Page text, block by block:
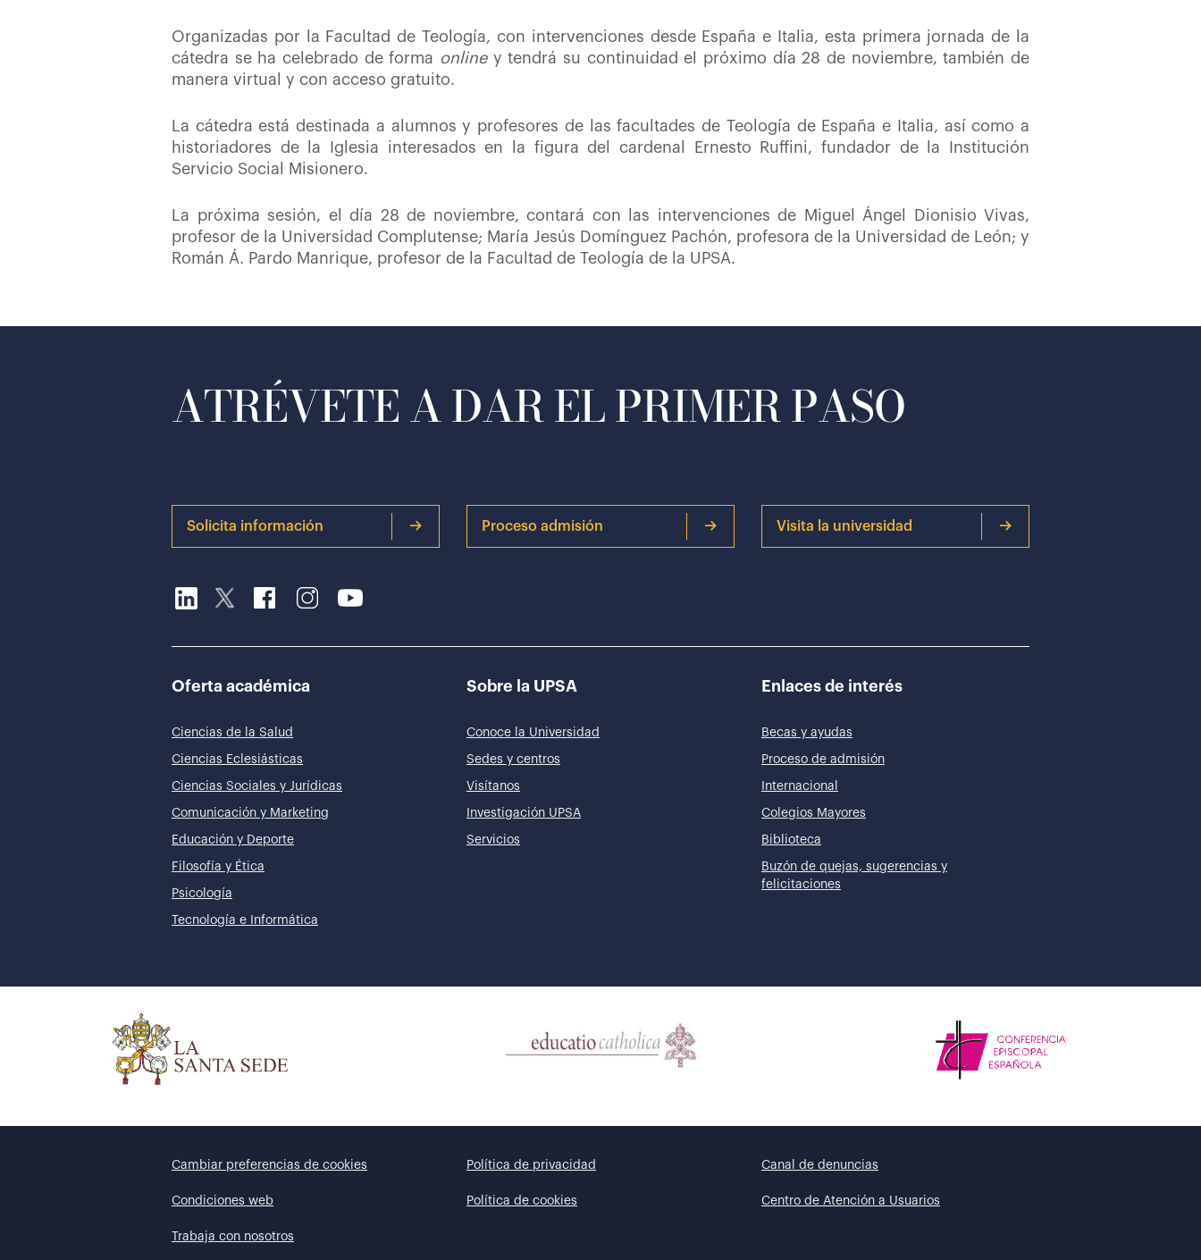
Organizadas por la Facultad de Teología, con intervenciones desde España e Italia, esta primera jornada de la
cátedra se ha celebrado de forma onliney tendrá su continuidad el próximo día 28 de noviembre, también de
manera virtual y con acceso gratuito.
La cátedra está destinada a alumnos y profesores de las facultades de Teología de España e Italia, así como a
historiadores de la Iglesia interesados en la figura del cardenal Ernesto Ruffini, fundador de la Institución
Servicio Social Misionero.
La próxima sesión, el día 28 de noviembre, contará con las intervenciones de Miguel Ángel Dionisio Vivas,
profesor de la Universidad Complutense; María Jesús Domínguez Pachón, profesora de la Universidad de León; y
Román Á. Pardo Manrique, profesor de la Facultad de Teología de la UPSA.
ATRÉVETE A DAR EL PRIMER PASO
Solicita información Proceso admisión Visita la universidad
Oferta académica
Ciencias de la Salud
Ciencias Eclesiásticas
Ciencias Sociales y Jurídicas
Comunicación y Marketing
Educación y Deporte
Filosofía y Ética
Psicología
Tecnología e Informática
Sobre la UPSA
Conoce la Universidad
Sedes y centros
Visítanos
Investigación UPSA
Servicios
Enlaces de interés
Becas y ayudas
Proceso de admisión
Internacional
Colegios Mayores
Biblioteca
Buzón de quejas, sugerencias y
felicitaciones
Cambiar preferencias de cookies Política de privacidad Canal de denuncias
Condiciones web Política de cookies Centro de Atención a Usuarios
Trabaja con nosotros